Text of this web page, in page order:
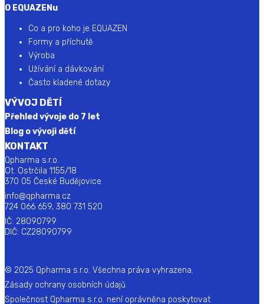
O EQUAZENu
Co a pro koho je EQUAZEN
Formy a příchutě
Výroba
Užívání a dávkování
Často kladené dotazy
VÝVOJ DĚTÍ
Přehled vývoje do 7 let
Blog o vývoji dětí
KONTAKT
Qpharma s.r.o.
Ot. Ostrčila 1155/18
370 05 České Budějovice
info@qpharma.cz
724 066 659, 380 731 520
IČ: 28090799
DIČ: CZ28090799
© 2025 Qpharma s.r.o. Všechna práva vyhrazena.
Zásady ochrany osobních údajů
Společnost Qpharma s.r.o. není oprávněna poskytovat